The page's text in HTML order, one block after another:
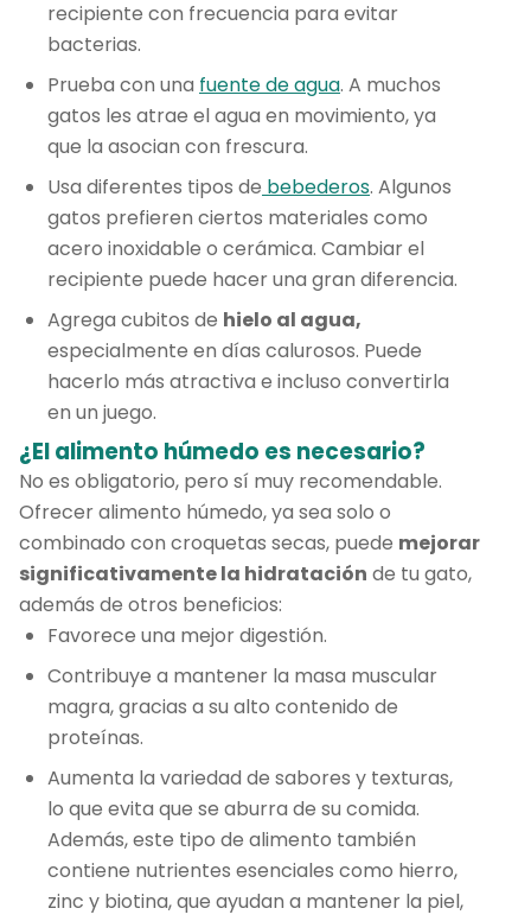
recipiente con frecuencia para evitar
bacterias.
Prueba con una fuente de agua. A muchos
gatos les atrae el agua en movimiento, ya
que la asocian con frescura.
Usa diferentes tipos de bebederos. Algunos
gatos prefieren ciertos materiales como
acero inoxidable o cerámica. Cambiar el
recipiente puede hacer una gran diferencia.
Agrega cubitos de hielo al agua,
especialmente en días calurosos. Puede
hacerlo más atractiva e incluso convertirla
en un juego.
¿El alimento húmedo es necesario?
No es obligatorio, pero sí muy recomendable.
Ofrecer alimento húmedo, ya sea solo o
combinado con croquetas secas, puede mejorar
significativamente la hidratación de tu gato,
además de otros beneficios:
Favorece una mejor digestión.
Contribuye a mantener la masa muscular
magra, gracias a su alto contenido de
proteínas.
Aumenta la variedad de sabores y texturas,
lo que evita que se aburra de su comida.
Además, este tipo de alimento también
contiene nutrientes esenciales como hierro,
zinc y biotina, que ayudan a mantener la piel,